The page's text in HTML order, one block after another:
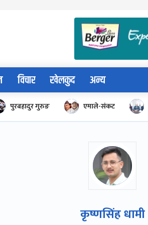
विचार खेलकुद अन्य
पुरबहादुर गुरुङ एमाले-संकट
कृष्णसिंह धामी